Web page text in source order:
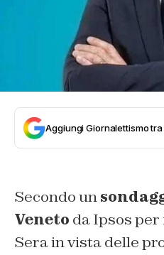
Aggiungi Giornalettismo
Secondo un
Veneto da Ipsos per
Serain vista delle